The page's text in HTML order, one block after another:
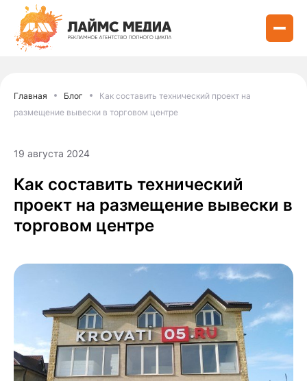
Главная Блог
Как составить технический проект на
размещение вывески в торговом центре
19 августа 2024
Как составить технический
проект на размещение вывески в
торговом центре